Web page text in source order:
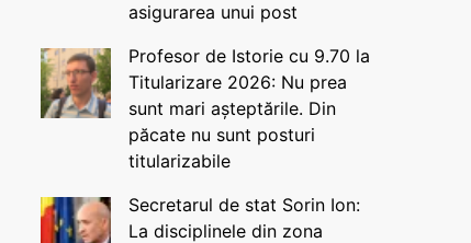
asigurarea unui post
Profesor de Istorie cu 9.70 la
Titularizare 2026: Nu prea
sunt mari așteptările. Din
păcate nu sunt posturi
titularizabile
Secretarul de stat Sorin Ion:
La disciplinele din zona